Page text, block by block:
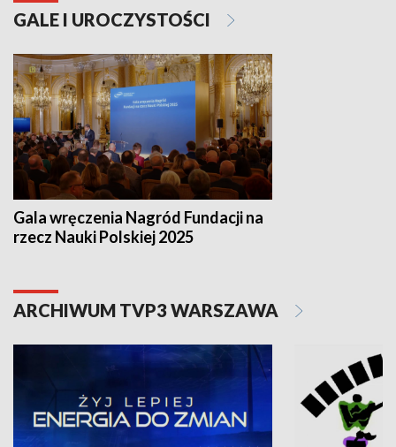
GALE I UROCZYSTOŚCI
Gala wręczenia Nagród Fundacji na
rzecz Nauki Polskiej 2025
ARCHIWUM TVP3 WARSZAWA